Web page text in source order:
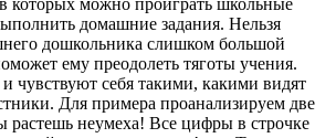
домашние задания. Нельзя
дошкольника слишком большой
ему преодолеть тяготы учения.
чувствуют себя такими, какими видят
Для примера проанализируем две
растешь неумеха! Все цифры в строчке